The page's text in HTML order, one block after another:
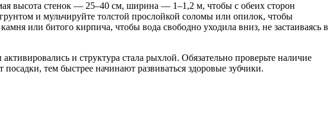
высота стенок — 25–40 см, ширина — 1–1,2 м, чтобы с обеих сторон
и мульчируйте толстой прослойкой соломы или опилок, чтобы
или битого кирпича, чтобы вода свободно уходила вниз, не застаиваясь в
и структура стала рыхлой. Обязательно проверьте наличие
тем быстрее начинают развиваться здоровые зубчики.